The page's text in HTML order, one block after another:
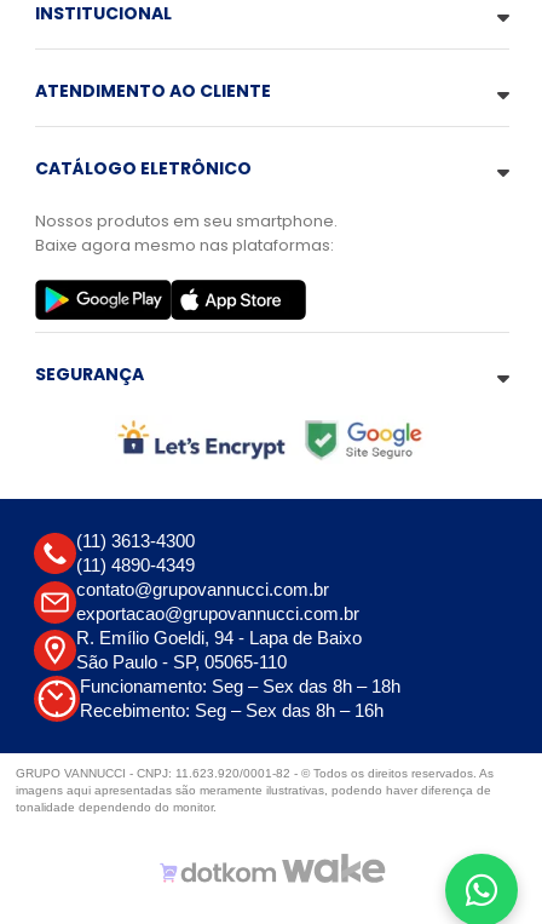
INSTITUCIONAL
ATENDIMENTO AO CLIENTE
CATÁLOGO ELETRÔNICO
Nossos produtos em seu smartphone.
Baixe agora mesmo nas plataformas:
SEGURANÇA
(11) 3613-4300
(11) 4890-4349
contato@grupovannucci.com.br
exportacao@grupovannucci.com.br
R. Emílio Goeldi, 94 - Lapa de Baixo
São Paulo - SP, 05065-110
Funcionamento: Seg – Sex das 8h – 18h
Recebimento: Seg – Sex das 8h – 16h
GRUPO VANNUCCI - CNPJ: 11.623.920/0001-82 - © Todos os direitos reservados. As
imagens aqui apresentadas são meramente ilustrativas, podendo haver diferença de
tonalidade dependendo do monitor.